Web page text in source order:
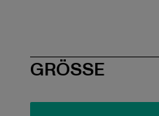
SIZE
GRÖSSE